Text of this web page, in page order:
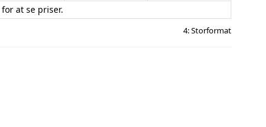
for at se priser.
4: Storformat